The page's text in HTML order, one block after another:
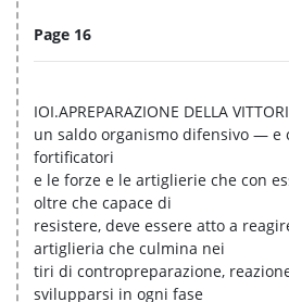
Page 16
IOI.APREPARAZIONE DELLA
un saldo organismo difensivo — e
fortificatori
e le forze e le artiglierie che con
oltre che capace di
resistere, deve essere atto a
artiglieria che culmina nei
tiri di contropreparazione,
svilupparsi in ogni fase